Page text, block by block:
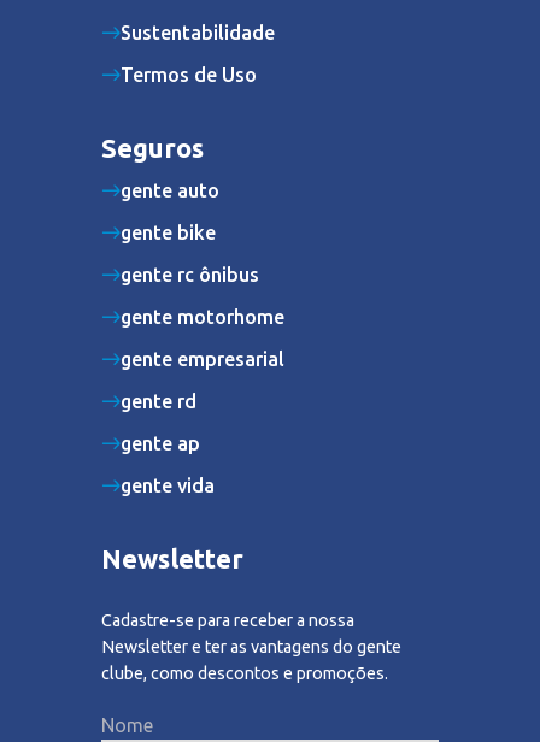
Sustentabilidade
Termos de Uso
Seguros
gente auto
gente bike
gente rc ônibus
gente motorhome
gente empresarial
gente rd
gente ap
gente vida
Newsletter
Cadastre-se para receber a nossa
Newsletter e ter as vantagens do gente
clube, como descontos e promoções.